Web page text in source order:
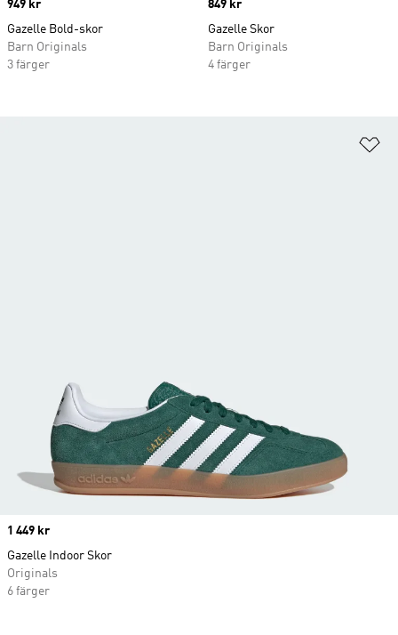
Price
949 kr
Gazelle Bold-skor
Barn Originals
3 färger
Price
849 kr
Gazelle Skor
Barn Originals
4 färger
Price
1 449 kr
Gazelle Indoor Skor
Originals
6 färger